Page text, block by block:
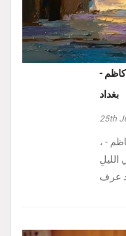
-
بغداد
25th
، وأدنيتُهم رغمَ الظروفِ الأصعبِ هبة حامد كاظم -